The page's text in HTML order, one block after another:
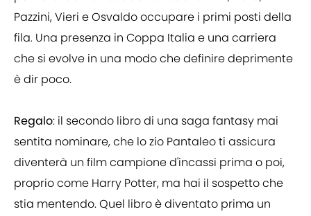
Pazzini, Vieri e Osvaldo occupare i primi posti della
fila. Una presenza in Coppa Italia e una carriera
che si evolve in una modo che definire deprimente
è dir poco.
Regalo: il secondo libro di una saga fantasy mai
sentita nominare, che lo zio Pantaleo ti assicura
diventerà un film campione d'incassi prima o poi,
proprio come Harry Potter, ma hai il sospetto che
stia mentendo. Quel libro è diventato prima un